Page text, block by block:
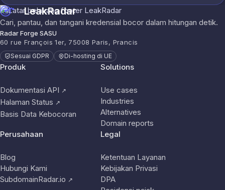
LeakRadar
Cari, pantau, dan tangani kredensial bocor dalam hitungan detik.
Radar Forge SASU
60 rue François 1er, 75008 Paris, Prancis
Sesuai GDPR Di-hosting di UE
Produk
Dokumentasi API ↗
Halaman Status ↗
Basis Data Kebocoran
Solutions
Use cases
Industries
Alternatives
Domain reports
Perusahaan
Blog
Hubungi Kami
SubdomainRadar.io ↗
Legal
Ketentuan Layanan
Kebijakan Privasi
DPA